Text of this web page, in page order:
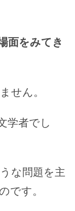
面をみてき
せん。
学者でし
な問題を主
です。